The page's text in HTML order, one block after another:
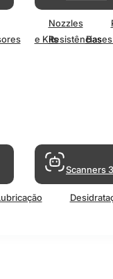
Resistências
Nozzles
e Kits
Scanners